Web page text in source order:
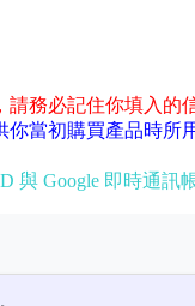
務必記住你填入的
當初購買產品時所
與 Google 即時通訊